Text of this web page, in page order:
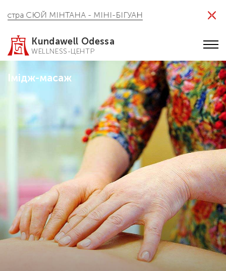
СЮЙ МІНТАНА - МІНІ-БІГУАН
Kundawell Odessa
WELLNESS-ЦЕНТР
Імідж-масаж